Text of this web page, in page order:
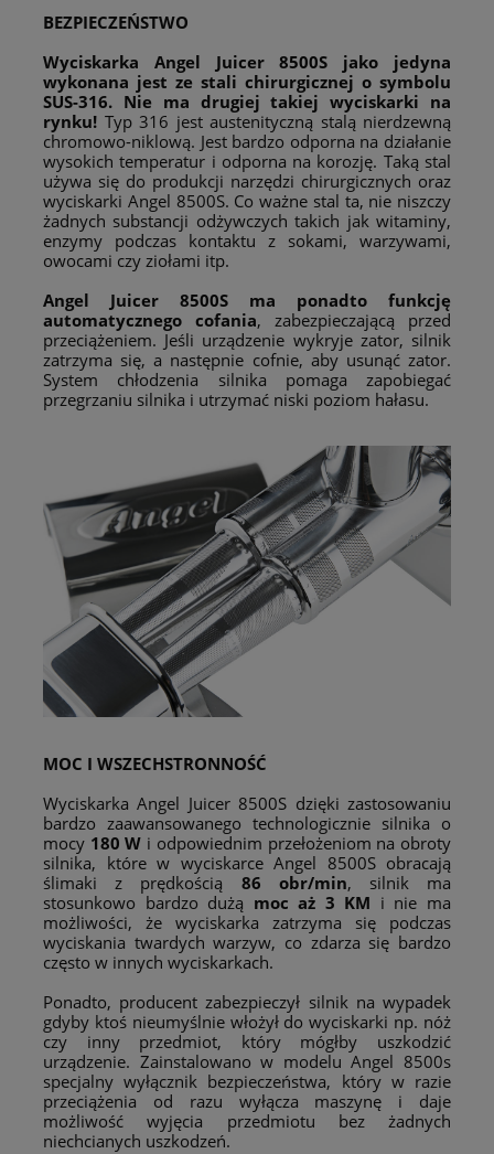
BEZPIECZEŃSTWO
Wyciskarka Angel Juicer 8500S jako jedyna
wykonana jest ze stali chirurgicznej o symbolu
SUS-316. Nie ma drugiej takiej wyciskarki na
rynku! Typ 316 jest austenityczną stalą nierdzewną
chromowo-niklową. Jest bardzo odporna na działanie
wysokich temperatur i odporna na korozję. Taką stal
używa się do produkcji narzędzi chirurgicznych oraz
wyciskarki Angel 8500S. Co ważne stal ta, nie niszczy
żadnych substancji odżywczych takich jak witaminy,
enzymy podczas kontaktu z sokami, warzywami,
owocami czy ziołami itp.
Angel Juicer 8500S ma ponadto funkcję
automatycznego cofania, zabezpieczającą przed
przeciążeniem. Jeśli urządzenie wykryje zator, silnik
zatrzyma się, a następnie cofnie, aby usunąć zator.
System chłodzenia silnika pomaga zapobiegać
przegrzaniu silnika i utrzymać niski poziom hałasu.
MOC I WSZECHSTRONNOŚĆ
Wyciskarka Angel Juicer 8500S dzięki zastosowaniu
bardzo zaawansowanego technologicznie silnika o
mocy 180 W i odpowiednim przełożeniom na obroty
silnika, które w wyciskarce Angel 8500S obracają
ślimaki z prędkością 86 obr/min, silnik ma
stosunkowo bardzo dużą moc aż 3 KM i nie ma
możliwości, że wyciskarka zatrzyma się podczas
wyciskania twardych warzyw, co zdarza się bardzo
często w innych wyciskarkach.
Ponadto, producent zabezpieczył silnik na wypadek
gdyby ktoś nieumyślnie włożył do wyciskarki np. nóż
czy inny przedmiot, który mógłby uszkodzić
urządzenie. Zainstalowano w modelu Angel 8500s
specjalny wyłącznik bezpieczeństwa, który w razie
przeciążenia od razu wyłącza maszynę i daje
możliwość wyjęcia przedmiotu bez żadnych
niechcianych uszkodzeń.